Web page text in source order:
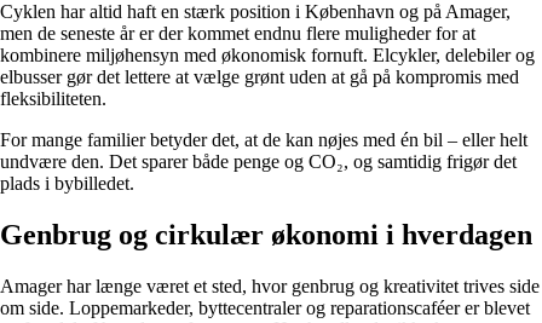
Cyklen har altid haft en stærk position i København og på Amager,
men de seneste år er der kommet endnu flere muligheder for at
kombinere miljøhensyn med økonomisk fornuft. Elcykler, delebiler og
elbusser gør det lettere at vælge grønt uden at gå på kompromis med
fleksibiliteten.
For mange familier betyder det, at de kan nøjes med én bil – eller helt
undvære den. Det sparer både penge og CO₂, og samtidig frigør det
plads i bybilledet.
Genbrug og cirkulær økonomi i hverdagen
Amager har længe været et sted, hvor genbrug og kreativitet trives side
om side. Loppemarkeder, byttecentraler og reparationscaféer er blevet